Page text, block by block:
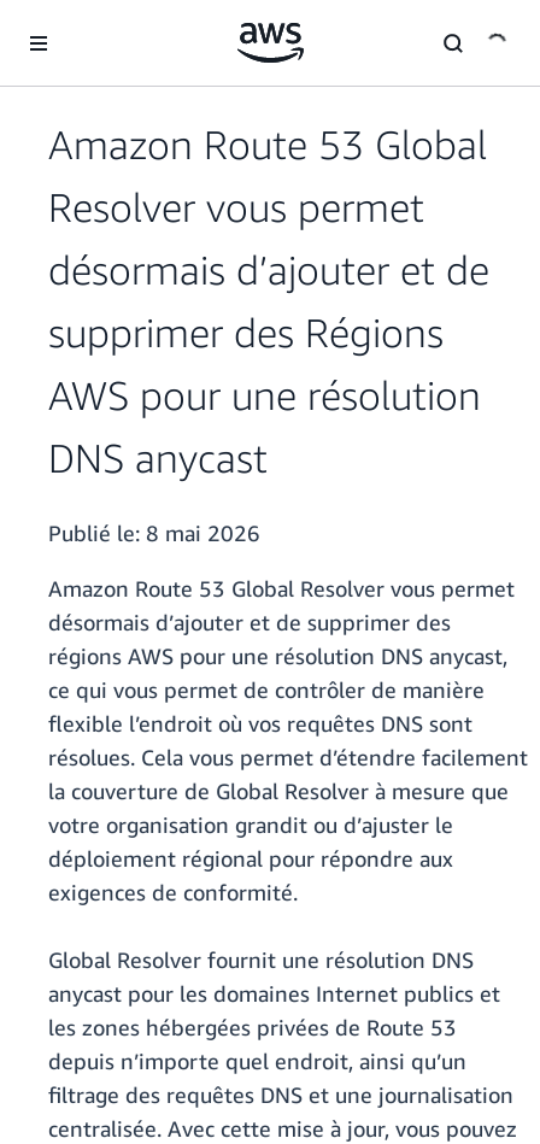
Amazon Route 53 Global
Resolver vous permet
désormais d’ajouter et de
supprimer des Régions
AWS pour une résolution
DNS anycast
Publié le: 8 mai 2026
Amazon Route 53 Global Resolver vous permet
désormais d’ajouter et de supprimer des
régions AWS pour une résolution DNS anycast,
ce qui vous permet de contrôler de manière
flexible l’endroit où vos requêtes DNS sont
résolues. Cela vous permet d’étendre facilement
la couverture de Global Resolver à mesure que
votre organisation grandit ou d’ajuster le
déploiement régional pour répondre aux
exigences de conformité.
Global Resolver fournit une résolution DNS
anycast pour les domaines Internet publics et
les zones hébergées privées de Route 53
depuis n’importe quel endroit, ainsi qu’un
filtrage des requêtes DNS et une journalisation
centralisée. Avec cette mise à jour, vous pouvez